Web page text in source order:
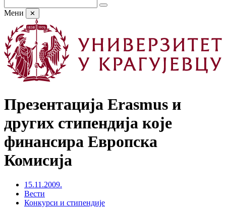
Мени ✕
Презентација Erasmus и
других стипендија које
финансира Европска
Комисија
15.11.2009.
Вести
Конкурси и стипендије